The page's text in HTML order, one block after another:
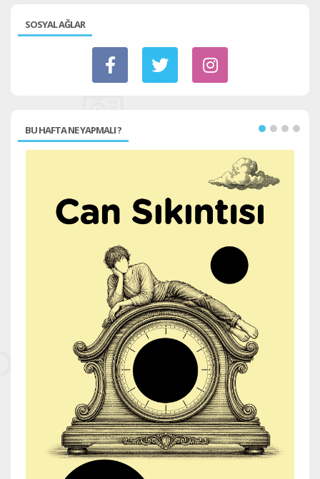
SOSYAL AĞLAR
BU HAFTA NE YAPMALI ?